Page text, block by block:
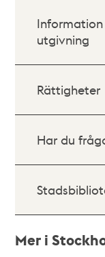
utgivning
Rättigheter
Har du
Mer i